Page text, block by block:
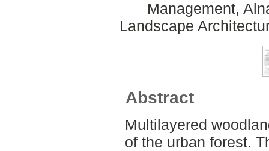
Management,
Landscape
Abstract
Multilayered
of the urban forest.